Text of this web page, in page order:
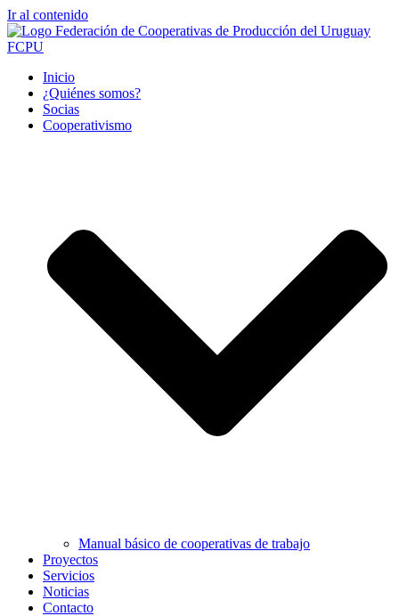
Ir al contenido
Inicio
¿Quiénes somos?
Socias
Cooperativismo
Manual básico de cooperativas de trabajo
Proyectos
Servicios
Noticias
Contacto